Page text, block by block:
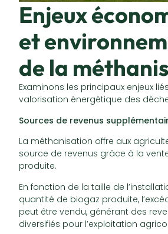
Enjeux
et
de la
Examinons les principaux enjeux
valorisation énergétique des
Sources de revenus
La méthanisation offre aux
source de revenus grâce à la
produite.
En fonction de la taille de
quantité de biogaz produite,
peut être vendu, générant des
diversifiés pour l’exploitation